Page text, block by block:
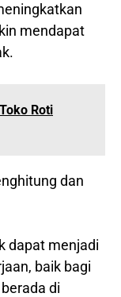
mendapat
Roti
dan
dapat menjadi
baik bagi
di